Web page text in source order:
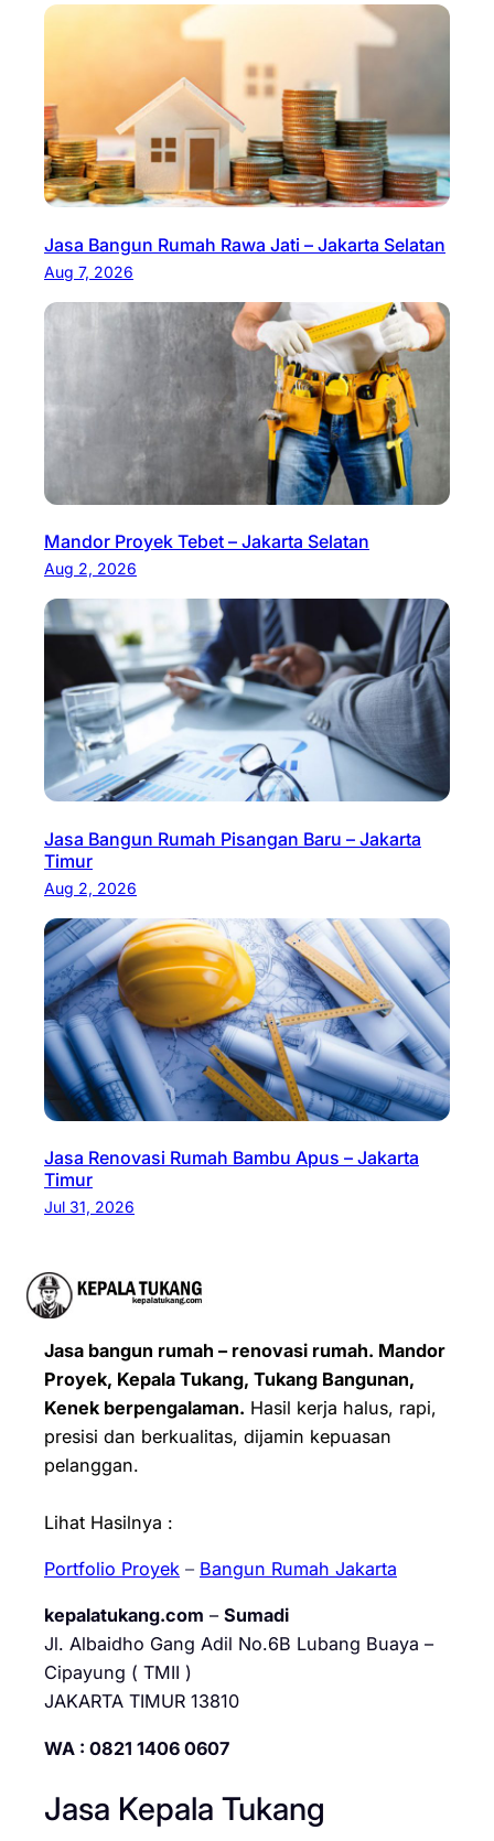
Jasa Bangun Rumah Rawa Jati – Jakarta Selatan
Aug 7, 2026
Mandor Proyek Tebet – Jakarta Selatan
Aug 2, 2026
Jasa Bangun Rumah Pisangan Baru – Jakarta
Timur
Aug 2, 2026
Jasa Renovasi Rumah Bambu Apus – Jakarta
Timur
Jul 31, 2026
Jasa bangun rumah – renovasi rumah. Mandor
Proyek, Kepala Tukang, Tukang Bangunan,
Kenek berpengalaman. Hasil kerja halus, rapi,
presisi dan berkualitas, dijamin kepuasan
pelanggan.
Lihat Hasilnya :
Portfolio Proyek – Bangun Rumah Jakarta
kepalatukang.com – Sumadi
Jl. Albaidho Gang Adil No.6B Lubang Buaya –
Cipayung ( TMII )
JAKARTA TIMUR 13810
WA : 0821 1406 0607
Jasa Kepala Tukang